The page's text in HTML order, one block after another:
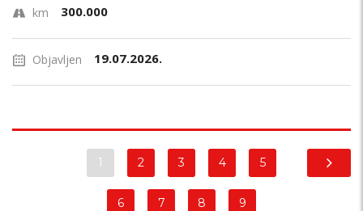
km 300.000
Objavljen 19.07.2026.
1 2 3 4 5
6 7 8 9